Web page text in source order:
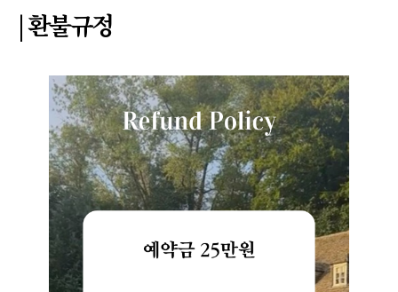
| 환불규정